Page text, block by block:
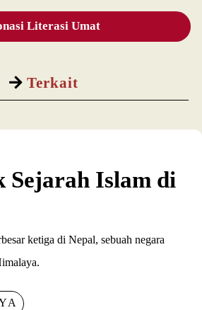
Terkait
Literasi Umat
Sejarah Islam di
ketiga di Nepal, sebuah negara